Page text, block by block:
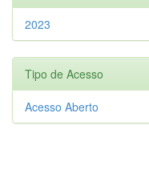
2023
Tipo de Acesso
Acesso Aberto